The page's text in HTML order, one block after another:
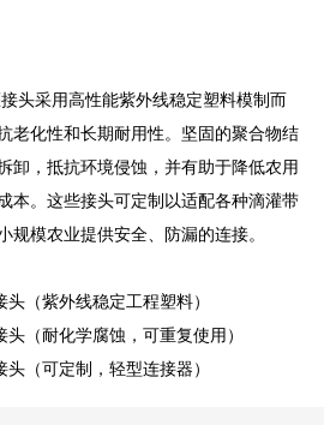
头采用高性能紫外线稳定塑料模制而
老化性和长期耐用性。坚固的聚合物结
卸，抵抗环境侵蚀，并有助于降低农用
本。这些接头可定制以适配各种滴灌带
规模农业提供安全、防漏的连接。
（紫外线稳定工程塑料）
（耐化学腐蚀，可重复使用）
（可定制，轻型连接器）